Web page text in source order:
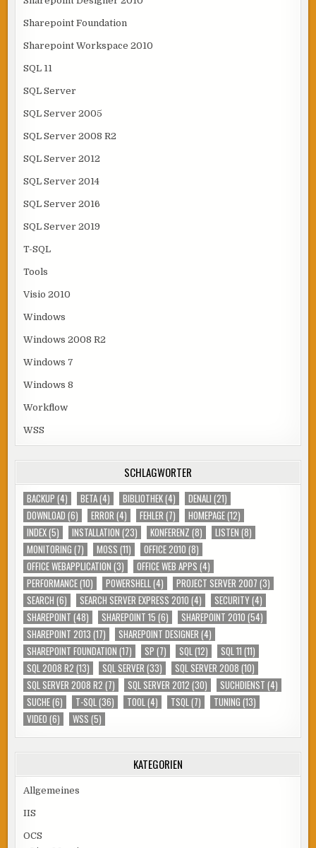
Sharepoint Foundation
Sharepoint Workspace 2010
SQL 11
SQL Server
SQL Server 2005
SQL Server 2008 R2
SQL Server 2012
SQL Server 2014
SQL Server 2016
SQL Server 2019
T-SQL
Tools
Visio 2010
Windows
Windows 2008 R2
Windows 7
Windows 8
Workflow
WSS
SCHLAGWÖRTER
BACKUP (4) BETA(4) BIBLIOTHEK(4) DENALI (21)
DOWNLOAD (6) ERROR (4) FEHLER (7) HOMEPAGE(12)
INDEX(5) INSTALLATION (23) KONFERENZ (8) LISTEN (8)
MONITORING (7) MOSS (11) OFFICE 2010 (8)
OFFICE WEBAPPLICATION (3) OFFICE WEB APPS (4)
PERFORMANCE(10) POWERSHELL (4) PROJECT SERVER 2007 (3)
SEARCH (6) SEARCH SERVER EXPRESS 2010 (4) SECURITY(4)
SHAREPOINT (48) SHAREPOINT 15 (6) SHAREPOINT 2010 (54)
SHAREPOINT 2013 (17) SHAREPOINT DESIGNER (4)
SHAREPOINT FOUNDATION (17) SP (7) SQL (12) SQL 11 (11)
SQL 2008 R2 (13) SQL SERVER (33) SQL SERVER 2008 (10)
SQL SERVER 2008 R2 (7) SQL SERVER 2012 (30) SUCHDIENST (4)
SUCHE(6) T-SQL (36) TOOL (4) TSQL (7) TUNING (13)
VIDEO (6) WSS (5)
KATEGORIEN
Allgemeines
IIS
OCS